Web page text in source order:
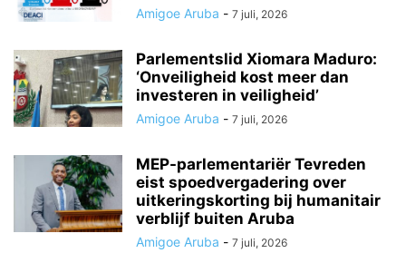
Amigoe Aruba - 7 juli, 2026
Parlementslid Xiomara Maduro:
‘Onveiligheid kost meer dan
investeren in veiligheid’
Amigoe Aruba - 7 juli, 2026
MEP-parlementariër Tevreden
eist spoedvergadering over
uitkeringskorting bij humanitair
verblijf buiten Aruba
Amigoe Aruba - 7 juli, 2026